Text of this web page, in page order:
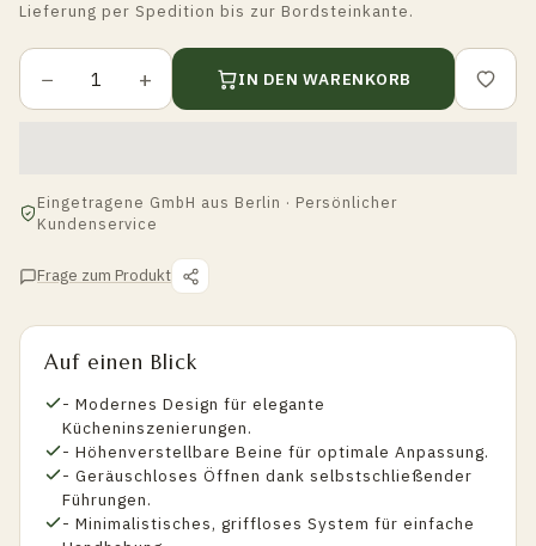
Lieferung per Spedition bis zur Bordsteinkante.
− + IN DEN WARENKORB
Eingetragene GmbH aus Berlin · Persönlicher
Kundenservice
Frage zum Produkt
Auf einen Blick
- Modernes Design für elegante
Kücheninszenierungen.
- Höhenverstellbare Beine für optimale Anpassung.
- Geräuschloses Öffnen dank selbstschließender
Führungen.
- Minimalistisches, griffloses System für einfache